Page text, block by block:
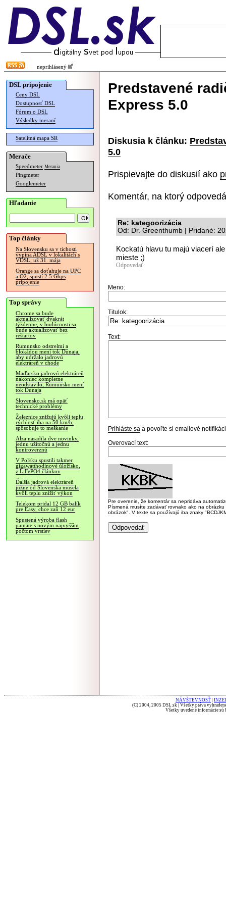
neprihlásený
DSL pripojenie
Ceny DSL
Dostupnosť DSL
Fórum o DSL
Výsledky meraní
Satelitná mapa SR
Merače
Speedmeter Merania
Pingmeter
Googlemeter
Hľadanie
Top články
Na Slovensku sa v tichosti
vypína ADSL v lokalitách s
VDSL, už 31. mája
Orange sa doťahuje na UPC
a O2, spustí 2.5 Gbps
pripojenie
Top správy
Chrome sa bude
aktualizovať dvakrát
týždenne, v budúcnosti sa
bude aktualizovať bez
reštartov
Rumunsko odstrelmi a
blokádou mení tok Dunaja,
aby udržalo jadrovú
elektráreň v chode
Maďarsko jadrovú elektráreň
nakoniec kompletne
neodstavilo, Rumunsko mení
tok Dunaja
Slovensko.sk má opäť
technické problémy
Železnice znižujú kvôli teplu
rýchlosť iba na 50 km/h,
spôsobuje to meškanie
Alza nasadila dve novinky,
jednu užitočnú a jednu
kontroverznú
V Poľsku spustili takmer
gigawatthodinové úložisko,
z LiFePO4 článkov
Ďalšia jadrová elektráreň
južne od Slovenska musela
kvôli teplu znížiť výkon
Telekom pridal 12 GB balík
pre Easy, chce zaň 12 eur
Spustená výroba flash
pamäte s novým najvyšším
počtom vrstiev
Predstavené
Express 5.0
Diskusia k článku:
5.0
Prispievajte do diskusií ako
Komentár, na ktorý
Re: kategoorizácia
Od: Dr. Greenthumb | Pridané:
Kockatú hlavu tu majú viacerí
mieste ;)
Odpovedať
Meno:
Titulok:
Text:
Prihláste sa a povoľte si emailové
Overovací text:
Pre overenie, že komentár sa nepridáva
Písmená musíte zadávať rovnako ako na
obrázok". V texte sa používajú iba znaky
NÁVŠTEVNOSŤ
(C) 2004, 2005 DSL.sk | Všetky práva
Všetky uvedené informácie sú